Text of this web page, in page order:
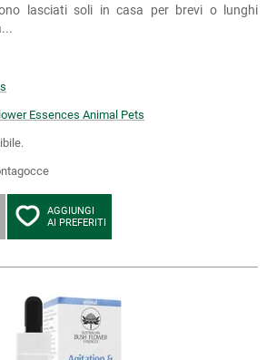
lasciati soli in casa per brevi o lunghi
Essences Animal Pets
AGGIUNGI
AI PREFERITI